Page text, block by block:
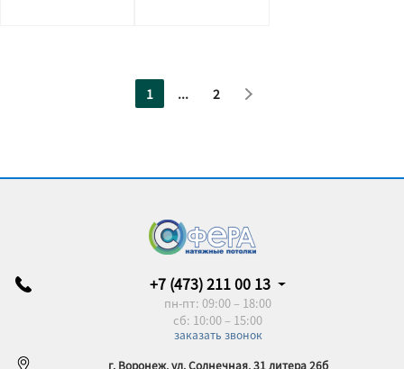
1 ... 2
+7 (473) 211 00 13
пн-пт: 09:00 – 18:00
сб: 10:00 – 15:00
заказать звонок
г. Воронеж, ул. Солнечная, 31 литера 26б